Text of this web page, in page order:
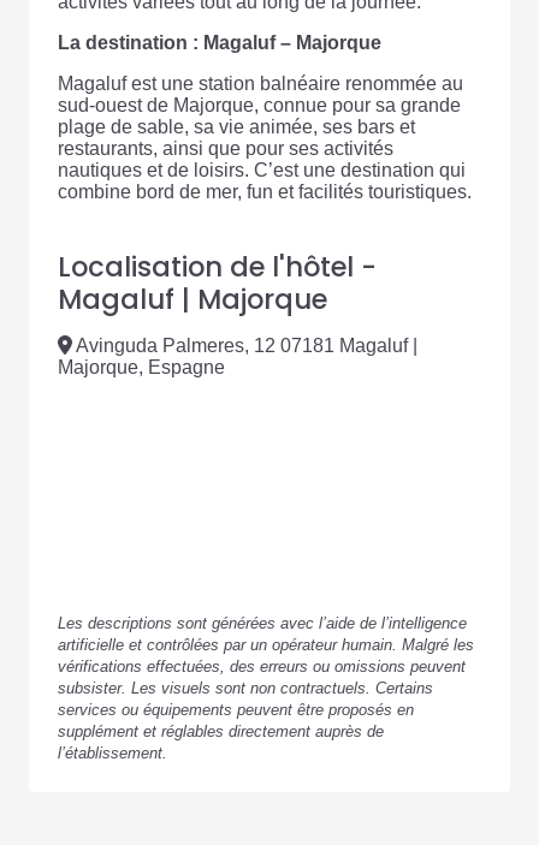
La destination : Magaluf – Majorque
Magaluf est une station balnéaire renommée au
sud-ouest de Majorque, connue pour sa grande
plage de sable, sa vie animée, ses bars et
restaurants, ainsi que pour ses activités
nautiques et de loisirs. C’est une destination qui
combine bord de mer, fun et facilités touristiques.
Localisation de l'hôtel -
Magaluf | Majorque
Avinguda Palmeres, 12 07181 Magaluf |
Majorque, Espagne
Les descriptions sont générées avec l’aide de l’intelligence
artificielle et contrôlées par un opérateur humain. Malgré les
vérifications effectuées, des erreurs ou omissions peuvent
subsister. Les visuels sont non contractuels. Certains
services ou équipements peuvent être proposés en
supplément et réglables directement auprès de
l’établissement.